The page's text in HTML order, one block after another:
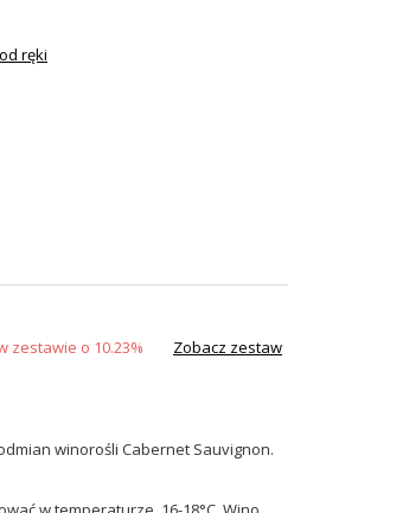
ręki
zestawie o 10.23% Zobacz zestaw
winorośli Cabernet Sauvignon.